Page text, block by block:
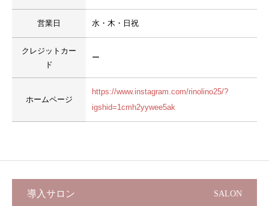
営業日 水・木・日祝
クレジットカー
ド
ー
ホームページ
https://www.instagram.com/rinolino25/?
igshid=1cmh2yywee5ak
導入サロン SALON